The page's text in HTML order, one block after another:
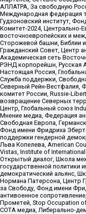
АЛЛАТРА, За свободную
Международная федерация
Гудзоновский институт,
Комитет-2024, Центрально-
восточноевропейских и
Сторожевой башни, Библии
Гражданский Совет, Центр
Академическая сеть
РЭНД корпорейшн, Русская
Настоящая Россия,
Служба поддержки,
Северный Рейн-Вестфалия,
комитет России, Russie-
возвращение Северных
Центр, Глобальный союз
Мнение медиа, Федерация
Свободная Европа,
Фонд имени Фридриха
поддержки гендерной
Льва Копелева, American
Vistas, Institute of
Открытый диалог, Школа
государственной политики
демократический альянс,
Нормана Патерсона, Центр
за Свободу, Фонд имени
антивоенное
Прометей, Stop Occupation
СОТА медиа, Либерально-